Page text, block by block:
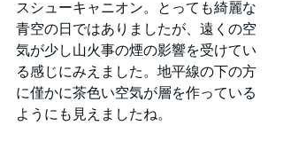
スシューキャニオン。とっても綺麗な
青空の日ではありましたが、遠くの空
気が少し山火事の煙の影響を受けてい
る感じにみえました。地平線の下の方
に僅かに茶色い空気が層を作っている
ようにも見えましたね。